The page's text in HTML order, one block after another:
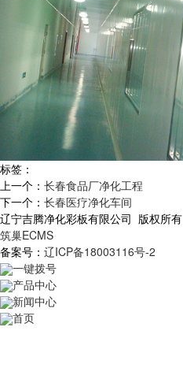
标签：
上一个： 长春食品厂净化工程
下一个： 长春医疗净化车间
辽宁吉腾净化彩板有限公司 版权所有
筑巢ECMS
备案号： 辽ICP备18003116号-2
一键拨号
产品中心
新闻中心
首页